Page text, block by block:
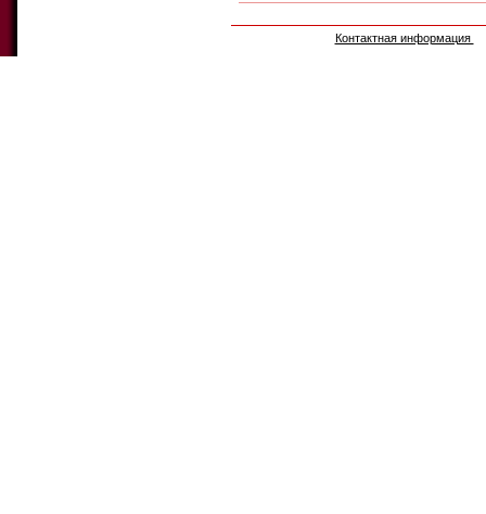
Контактная информация